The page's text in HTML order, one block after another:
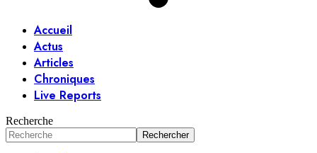
Accueil
Actus
Articles
Chroniques
Live Reports
Recherche